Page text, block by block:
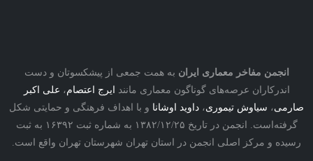
مفاخر معماری ایرانبه همت جمعی از پیشکسوتان و دست
عرصه‌های گوناگون معماری مانندایرج اعتصام،علی اکبر
،سیاوش تیموری،داوید اوشاناو با اهداف فرهنگی و حمایتی شکل
گرفته‌است. انجمن در تاریخ ۱۳۸۲/۱۲/۲۵ به شماره ثبت ۱۶۳۹۲ به ثبت
و مرکز اصلی انجمن در استان تهران شهرستان تهران واقع است.